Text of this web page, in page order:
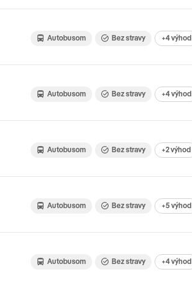
Autobusom Bez stravy +4 výhod
Autobusom Bez stravy +4 výhod
Autobusom Bez stravy +2 výhod
Autobusom Bez stravy +5 výhod
Autobusom Bez stravy +4 výhod